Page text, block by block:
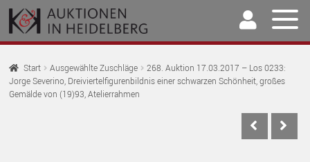
Zur
Navigation
springen
Springe
zum
Inhalt
Home
Auktionen
Start Ausgewählte Zuschläge
268. Auktion 17.03.2017 – Los 0233:
Jorge Severino, Dreiviertelfigurenbildnis einer schwarzen Schönheit, großes
Gemälde von (19)93, Atelierrahmen